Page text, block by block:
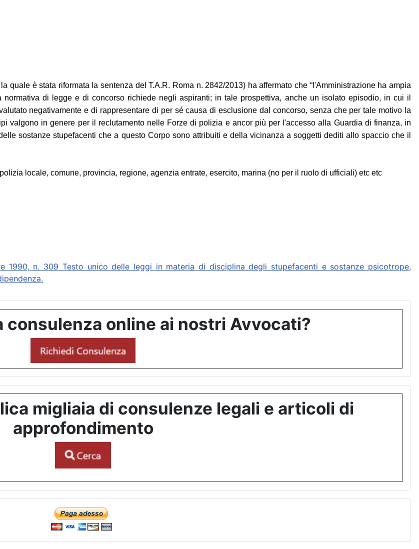
quale è stata riformata la sentenza del T.A.R. Roma n. 2842/2013) ha affermato che “l'Amministrazione ha ampia
di legge e di concorso richiede negli aspiranti; in tale prospettiva, anche un isolato episodio, in cui il
negativamente e di rappresentare di per sé causa di esclusione dal concorso, senza che per tale motivo la
valgono in genere per il reclutamento nelle Forze di polizia e ancor più per l'accesso alla Guardia di finanza, in
sostanze stupefacenti che a questo Corpo sono attribuiti e della vicinanza a soggetti dediti allo spaccio che il
locale, comune, provincia, regione, agenzia entrate, esercito, marina (no per il ruolo di ufficiali) etc etc
1990, n. 309 Testo unico delle leggi in materia di disciplina degli stupefacenti e sostanze psicotrope,
consulenza online ai nostri Avvocati?
migliaia di consulenze legali e articoli di
approfondimento